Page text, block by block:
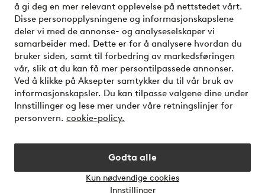
å gi deg en mer relevant opplevelse på nettstedet vårt.
Disse personopplysningene og informasjonskapslene
deler vi med de annonse- og analyseselskaper vi
samarbeider med. Dette er for å analysere hvordan du
bruker siden, samt til forbedring av markedsføringen
vår, slik at du kan få mer persontilpassede annonser.
Ved å klikke på Aksepter samtykker du til vår bruk av
informasjonskapsler. Du kan tilpasse valgene dine under
Innstillinger og lese mer under våre retningslinjer for
personvern. cookie-policy.
Godta alle
Kun nødvendige cookies
Innstillinger
Sikre betalinger - Betal direkte eller del opp
Vil du vite mer om våre betalingsalternativer?
elpy